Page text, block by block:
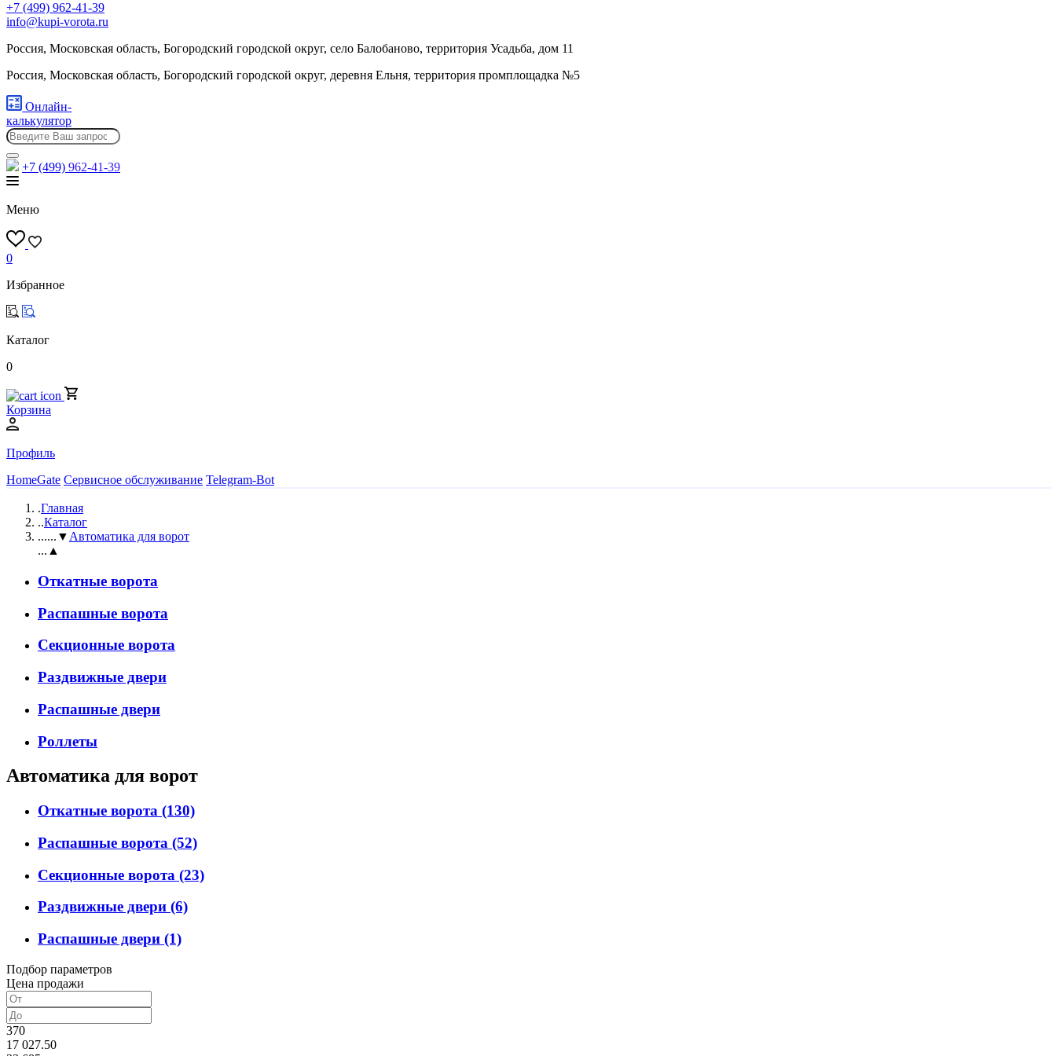
+7 (499) 962-41-39
info@kupi-vorota.ru
Россия, Московская область, Богородский городской округ, село Балобаново, территория Усадьба, дом 11
Россия, Московская область, Богородский городской округ, деревня Ельня, территория промплощадка №5
Онлайн-
калькулятор
+7 (499) 962-41-39
Меню
0
Избранное
Каталог
0
Корзина
Профиль
HomeGate Сервисное обслуживание Telegram-Bot
.Главная
..Каталог
......▼ Автоматика для ворот
...▲
Откатные ворота
Распашные ворота
Секционные ворота
Раздвижные двери
Распашные двери
Роллеты
Автоматика для ворот
Откатные ворота (130)
Распашные ворота (52)
Секционные ворота (23)
Раздвижные двери (6)
Распашные двери (1)
Подбор параметров
Цена продажи
370
17 027.50